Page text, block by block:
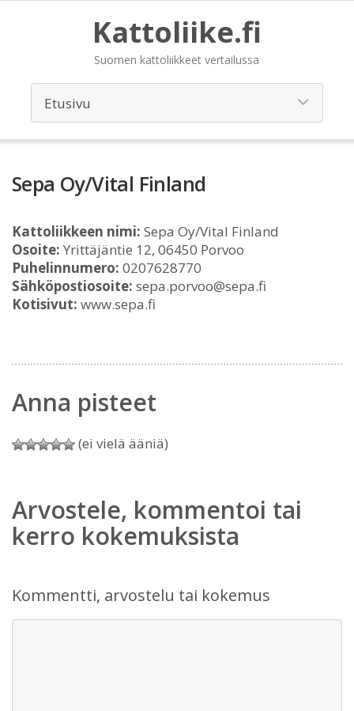
Kattoliike.fi
Suomen kattoliikkeet vertailussa
Sepa Oy/Vital Finland
Kattoliikkeen nimi: Sepa Oy/Vital Finland
Osoite: Yrittäjäntie 12, 06450 Porvoo
Puhelinnumero: 0207628770
Sähköpostiosoite: sepa.porvoo@sepa.fi
Kotisivut: www.sepa.fi
Anna pisteet
(ei vielä ääniä)
Arvostele, kommentoi tai
kerro kokemuksista
Kommentti, arvostelu tai kokemus